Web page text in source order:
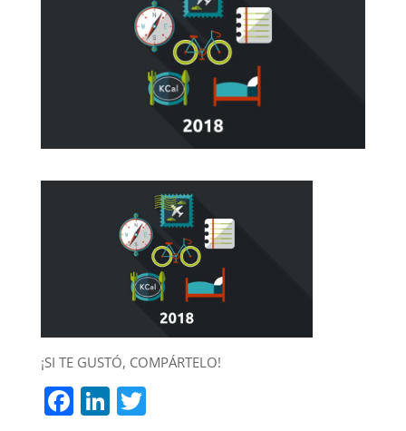
¡SI TE GUSTÓ, COMPÁRTELO!
F Li T